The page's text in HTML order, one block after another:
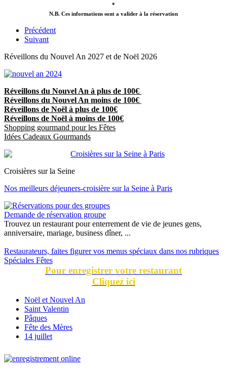
*
N.B. Ces informations sont a valider à la réservation
Précédent
Suivant
Réveillons du Nouvel An 2027 et de Noël 2026
Réveillons du Nouvel An à plus de 100€
Réveillons du Nouvel An moins de 100€
Réveillons de Noël à plus de 100€
Réveillons de Noël à moins de 100€
Shopping gourmand pour les Fêtes
Idées Cadeaux Gourmands
Croisières sur la Seine
Nos meilleurs déjeuners-croisière sur la Seine à Paris
Demande de réservation groupe
Trouvez un restaurant pour enterrement de vie de jeunes gens,
anniversaire, mariage, business dîner, ...
Restaurateurs, faites figurer vos menus spéciaux dans nos rubriques
Spéciales Fêtes
Pour enregistrer votre restaurant
Cliquez ici
Noël et Nouvel An
Saint Valentin
Pâques
Fête des Mères
14 juillet